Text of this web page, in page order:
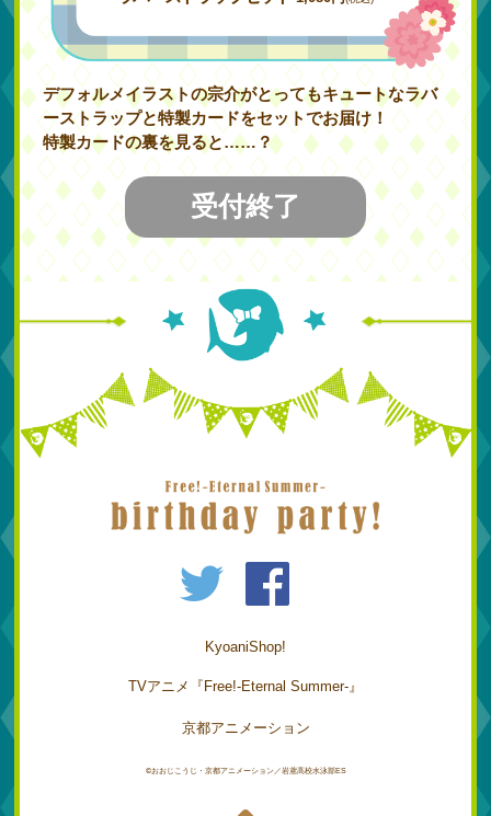
デフォルメイラストの宗介がとってもキュートなラバ
ーストラップと特製カードをセットでお届け！
特製カードの裏を見ると……？
受付終了
KyoaniShop!
TVアニメ『Free!-Eternal Summer-』
京都アニメーション
©おおじこうじ・京都アニメーション／岩鳶高校水泳部ES